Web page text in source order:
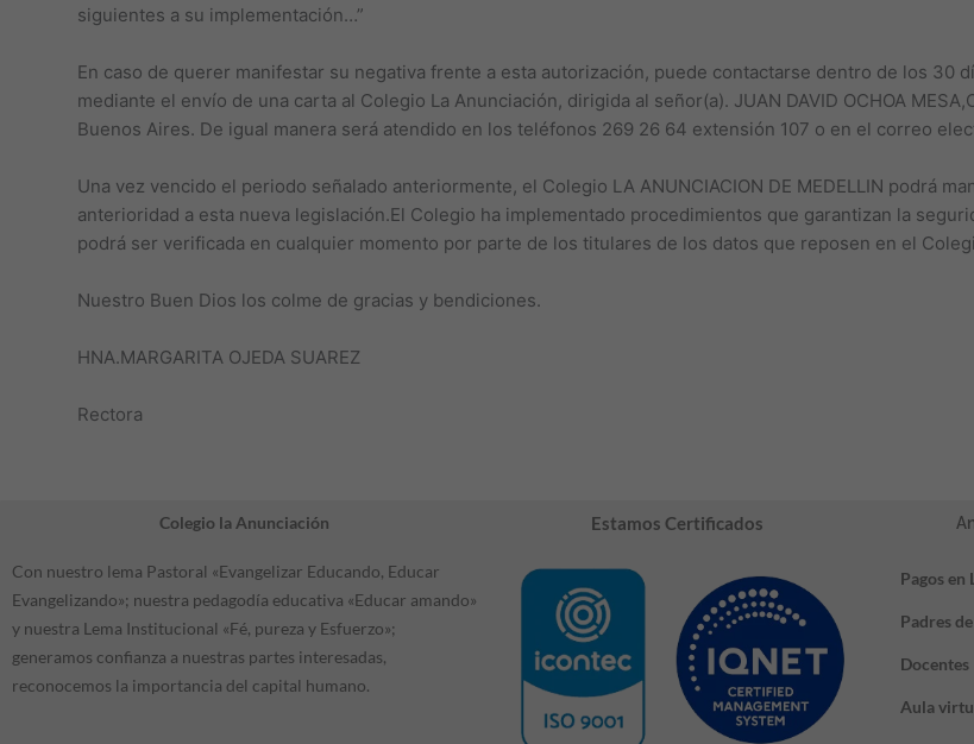
siguientes a su implementación…”
En caso de querer manifestar su negativa frente a esta autorización, puede contactarse dentro de los 30
mediante el envío de una carta al Colegio La Anunciación, dirigida al señor(a). JUAN DAVID OCHOA
Buenos Aires. De igual manera será atendido en los teléfonos 269 26 64 extensión 107 o en el correo
Una vez vencido el periodo señalado anteriormente, el Colegio LA ANUNCIACION DE MEDELLIN podrá
anterioridad a esta nueva legislación.El Colegio ha implementado procedimientos que garantizan la
podrá ser verificada en cualquier momento por parte de los titulares de los datos que reposen en el
Nuestro Buen Dios los colme de gracias y bendiciones.
HNA.MARGARITA OJEDA SUAREZ
Rectora
Colegio la Anunciación
Con nuestro lema Pastoral «Evangelizar Educando, Educar
Evangelizando»; nuestra pedagodía educativa «Educar amando»
y nuestra Lema Institucional «Fé, pureza y Esfuerzo»;
generamos confianza a nuestras partes interesadas,
reconocemos la importancia del capital humano.
Estamos Certificados
Pagos en
Padres
Docentes
Aula